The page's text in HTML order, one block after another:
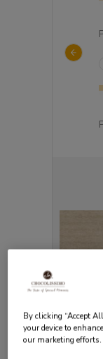
By clicking “Accept
your device to
our marketing efforts.